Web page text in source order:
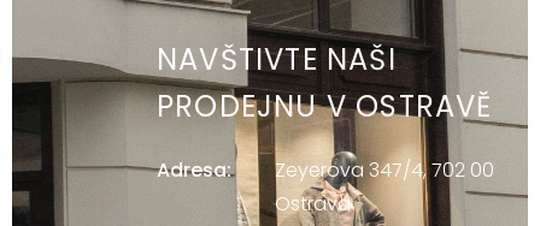
NAVŠTIVTE NAŠI
PRODEJNU V OSTRAVĚ
Adresa:
Zeyerova 347/4, 702 00
Ostrava